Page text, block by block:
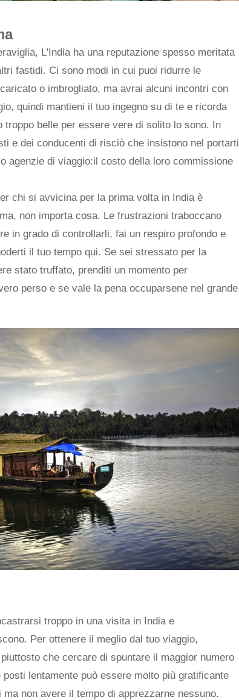
L'India ha una reputazione spesso meritata
fastidi. Ci sono modi in cui puoi ridurre le
o imbrogliato, ma avrai alcuni incontri con
quindi mantieni il tuo ingegno su di te e ricorda
troppo belle per essere vere di solito lo sono. In
e dei conducenti di risciò che insistono nel portarti
agenzie di viaggio:il costo della loro commissione
chi si avvicina per la prima volta in India è
non importa cosa. Le frustrazioni traboccano
in grado di controllarli, fai un respiro profondo e
il ​​tuo tempo qui. Se sei stressato per la
stato truffato, prenditi un momento per
perso e se vale la pena occuparsene nel grande
troppo in una visita in India e
Per ottenere il meglio dal tuo viaggio,
che cercare di spuntare il maggior numero
posti lentamente può essere molto più gratificante
non avere il tempo di apprezzarne nessuno.